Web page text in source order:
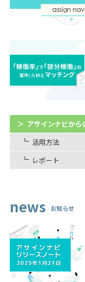
アサインナビか
活用方法
レポート
news お知らせ